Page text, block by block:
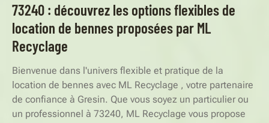
73240 : découvrez les options flexibles de
location de bennes proposées par ML
Recyclage
Bienvenue dans l'univers flexible et pratique de la
location de bennes avec ML Recyclage , votre partenaire
de confiance à Gresin. Que vous soyez un particulier ou
un professionnel à 73240, ML Recyclage vous propose